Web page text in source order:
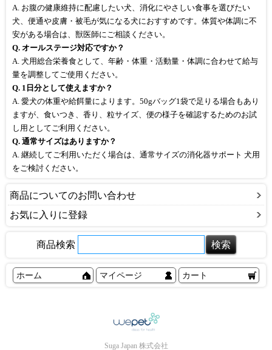
A. お腹の健康維持に配慮したい犬、消化にやさしい食事を選びたい
犬、便通や皮膚・被毛が気になる犬におすすめです。体質や体調に不
安がある場合は、獣医師にご相談ください。
Q. オールステージ対応ですか？
A. 犬用総合栄養食として、年齢・体重・活動量・体調に合わせて給与
量を調整してご使用ください。
Q. 1日分として使えますか？
A. 愛犬の体重や給餌量によります。50gバッグ1袋で足りる場合もあり
ますが、食いつき、香り、粒サイズ、便の様子を確認するためのお試
し用としてご利用ください。
Q. 通常サイズはありますか？
A. 継続してご利用いただく場合は、通常サイズの消化器サポート 犬用
をご検討ください。
商品についてのお問い合わせ
お気に入りに登録
商品検索
ホーム マイページ カート
Suga Japan 株式会社